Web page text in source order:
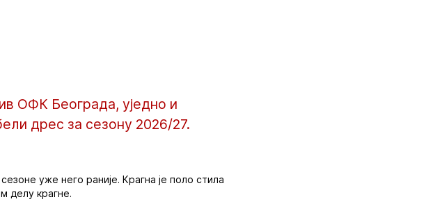
ОФК Београда, уједно и
дрес за сезону 2026/27.
уже него раније. Крагна је поло стила
делу крагне.